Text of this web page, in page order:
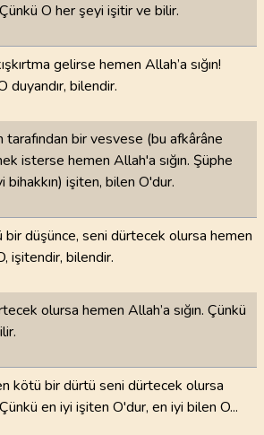
O her şeyi işitir ve bilir.
gelirse hemen Allah’a sığın!
duyandır, bilendir.
bir vesvese (bu afkârâne
isterse hemen Allah'a sığın. Şüphe
işiten, bilen O'dur.
düşünce, seni dürtecek olursa hemen
işitendir, bilendir.
olursa hemen Allah’a sığın. Çünkü
kötü bir dürtü seni dürtecek olursa
en iyi işiten O'dur, en iyi bilen O...